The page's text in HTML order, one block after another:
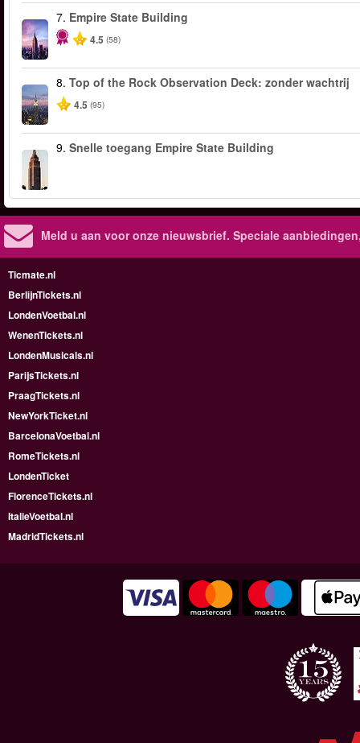
7. Empire State Building
4.5 (58)
8. Top of the Rock Observation Deck: zonder wachtrij
4.5 (95)
9. Snelle toegang Empire State Building
Meld u aan voor onze nieuwsbrief. Speciale
Ticmate.nl
BerlijnTickets.nl
LondenVoetbal.nl
WenenTickets.nl
LondenMusicals.nl
ParijsTickets.nl
PraagTickets.nl
NewYorkTicket.nl
BarcelonaVoetbal.nl
RomeTickets.nl
LondenTicket
FlorenceTickets.nl
ItalieVoetbal.nl
MadridTickets.nl